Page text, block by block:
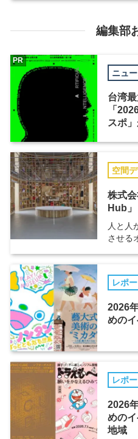
編集部
ニュ
台湾
「
スポ
PR
空間
株式
Hub」
人と人
させる
レポ
2026
めの
レポ
2026
めの
地域